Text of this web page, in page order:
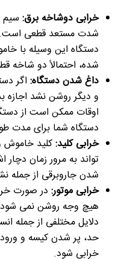
خرابی دوشاخه برق: سیم
شدت مستعد قطعی است.
دستگاه این وسیله با
شده، احتمالاً دو شاخه
داغ شدن دستگاه: اگر
و دیگر روشن نشد اجازه
اوقات ممکن است از
دستگاه شما برای مدت
خرابی کلید:کلید خاموش
تواند به مرور زمان
شدن جاروبرقی از جمله
خرابی موتور: در صورت
هیچ وجه روشن نمی شود.
دلایل مختلفی از جمله
حد، پر شدن کیسه و
خرابی شود.